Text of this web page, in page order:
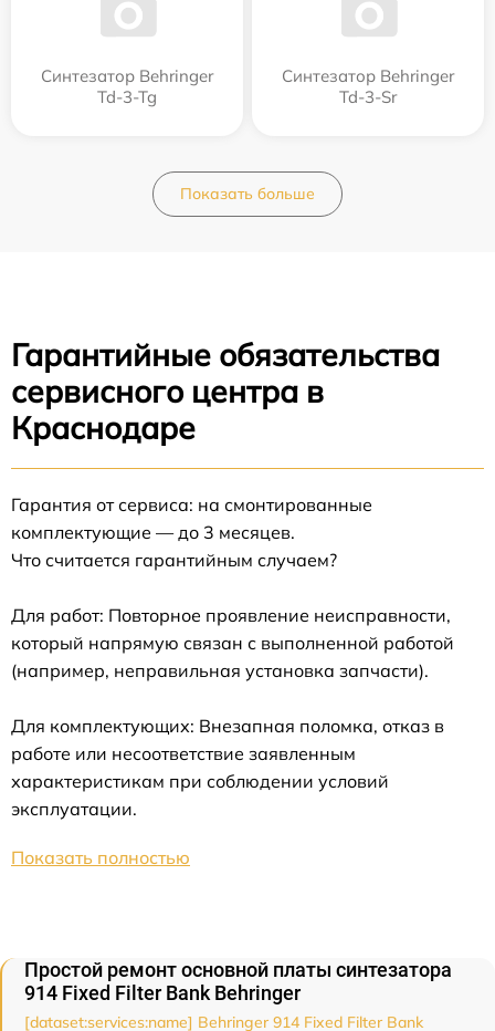
Синтезатор Behringer
Td-3-Tg
Синтезатор Behringer
Td-3-Sr
Показать больше
Гарантийные обязательства
сервисного центра в
Краснодаре
Гарантия от сервиса: на смонтированные
комплектующие — до 3 месяцев.
Что считается гарантийным случаем?
Для работ: Повторное проявление неисправности,
который напрямую связан с выполненной работой
(например, неправильная установка запчасти).
Для комплектующих: Внезапная поломка, отказ в
работе или несоответствие заявленным
характеристикам при соблюдении условий
эксплуатации.
Показать полностью
Простой ремонт основной платы синтезатора
914 Fixed Filter Bank Behringer
[dataset:services:name] Behringer 914 Fixed Filter Bank